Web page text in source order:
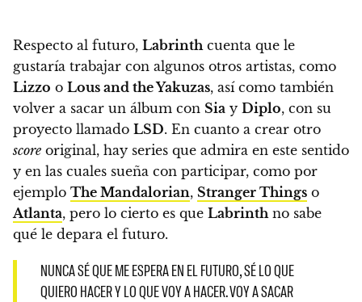
Respecto al futuro, Labrinthcuenta que le
gustaría trabajar con algunos otros artistas, como
Lizzo o Lous and the Yakuzas, así como también
volver a sacar un álbum con Sia y Diplo, con su
proyecto llamado LSD. En cuanto a crear otro
score original, hay series que admira en este sentido
y en las cuales sueña con participar, como por
ejemplo The Mandalorian, Stranger Things o
Atlanta, pero lo cierto es que Labrinthno sabe
qué le depara el futuro.
NUNCA SÉ QUE ME ESPERA EN EL FUTURO, SÉ LO QUE
QUIERO HACER Y LO QUE VOY A HACER.VOY A SACAR